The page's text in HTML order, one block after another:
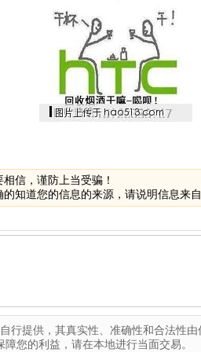
信，谨防上当受骗！
知道您的信息的来源，请说明信息来自
行提供，其真实性、准确性和合法性
您的利益，请在本地进行当面交易。